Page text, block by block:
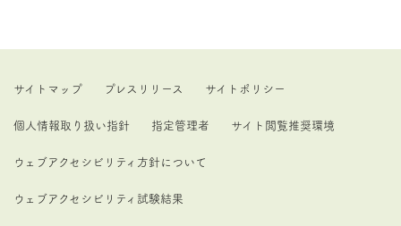
サイトマップ プレスリリース サイトポリシー
個人情報取り扱い指針 指定管理者 サイト閲覧推奨環境
ウェブアクセシビリティ方針について
ウェブアクセシビリティ試験結果